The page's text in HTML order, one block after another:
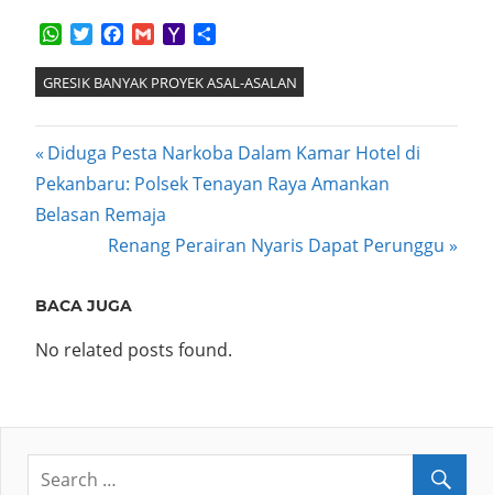
WhatsApp
TwitterFacebook
GmailYahoo
GRESIK BANYAK PROYEK ASAL-ASALAN
Post
navigation
Previous
Post:
Diduga Pesta Narkoba Dalam Kamar Hotel di
Pekanbaru: Polsek Tenayan Raya Amankan
Belasan Remaja
Next
Renang Perairan Nyaris Dapat Perunggu
BACA JUGA
No related posts found.